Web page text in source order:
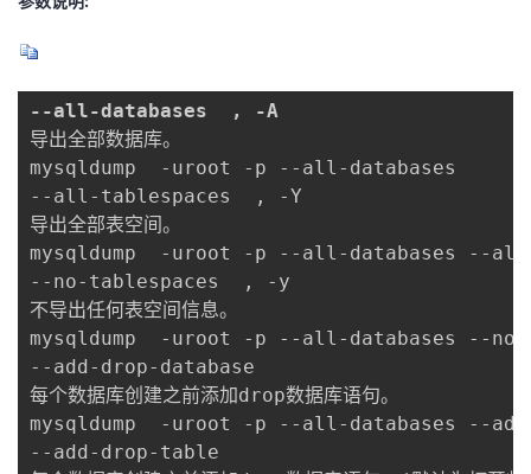
--all-databases  , -A
导出全部数据库。
mysqldump  -uroot -p --all-databases
--all-tablespaces  , -Y
导出全部表空间。
mysqldump  -uroot -p --all-databases --
--no-tablespaces  , -y
不导出任何表空间信息。
mysqldump  -uroot -p --all-databases --no-
--add-drop-database
每个数据库创建之前添加drop数据库语句。
mysqldump  -uroot -p --all-databases --
--add-drop-table